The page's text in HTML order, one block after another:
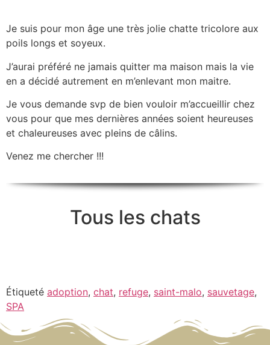
Je suis pour mon âge une très jolie chatte tricolore aux
poils longs et soyeux.
J’aurai préféré ne jamais quitter ma maison mais la vie
en a décidé autrement en m’enlevant mon maitre.
Je vous demande svp de bien vouloir m’accueillir chez
vous pour que mes dernières années soient heureuses
et chaleureuses avec pleins de câlins.
Venez me chercher !!!
Tous les chats
Étiqueté adoption, chat, refuge, saint-malo, sauvetage,
SPA